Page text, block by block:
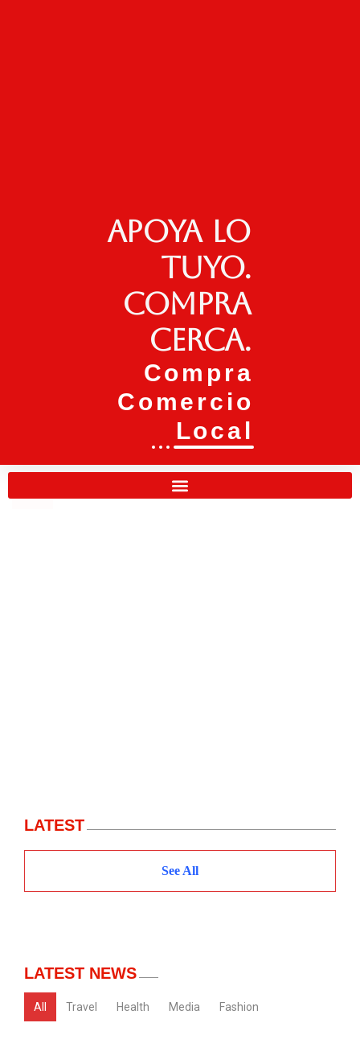
Apoya lo
tuyo.
Compra
cerca.
Compra
Comercio
Local
LATEST
See All
LATEST NEWS
All Travel Health Media Fashion